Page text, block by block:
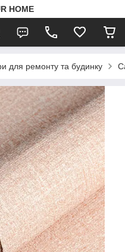
HOME
для ремонту та будинку